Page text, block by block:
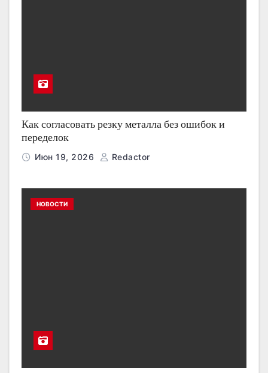
Как согласовать резку металла без ошибок и
переделок
Июн 19, 2026 Redactor
НОВОСТИ